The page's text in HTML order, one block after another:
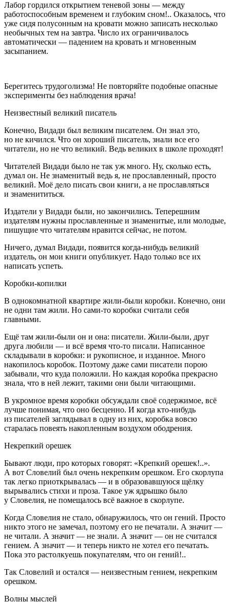
Лабор гордился открытием теневой зоны — между
работоспособным временем и глубоким сном!.. Оказалось, что
уже сидя полусонным на кровати можно записать несколько
необычных тем на завтра. Число их ограничивалось
автоматически — падением на кровать и мгновенным
засыпанием.
Берегитесь трудоголизма! Не повторяйте подобные опасные
эксперименты без наблюдения врача!
Неизвестный великий писатель
Конечно, Видади был великим писателем. Он знал это,
но не кичился. Что он хороший писатель, знали все его
читатели, но не что великий. Ведь великих в школе проходят!
Читателей Видади было не так уж много. Ну, сколько есть,
думал он. Не знаменитый ведь я, не прославленный, просто
великий. Моё дело писать свои книги, а не прославляться
и знаменититься.
Издатели у Видади были, но закончились. Теперешним
издателям нужны прославленные и знаменитые, или молодые,
пишущие что читателям нравится сейчас, не потом.
Ничего, думал Видади, появится когда-нибудь великий
издатель, он мои книги опубликует. Надо только все их
написать успеть.
Коробки-копилки
В однокомнатной квартире жили-были коробки. Конечно, они
не одни там жили. Но сами-то коробки считали себя
главными.
Ещё там жили-были он и она: писатели. Жили-были, друг
друга любили — и всё время что-то писали. Написанное
складывали в коробки: и рукописное, и изданное. Много
накопилось коробок. Поэтому даже сами писатели порою
забывали, что куда положили. Но каждая коробка прекрасно
знала, что в ней лежит, такими они были читающими.
В укромное время коробки обсуждали своё содержимое, всё
лучше понимая, что оно бесценно. И когда кто-нибудь
из писателей заглядывал в одну из них, коробка вовсю
старалась повеять накопленным воздухом ободрения.
Некрепкий орешек
Бывают люди, про которых говорят: «Крепкий орешек!..».
А вот Словелий был очень некрепким орешком. Его скорлупа
так легко приоткрывалась — и в образовавшуюся щёлку
вырывались стихи и проза. Такое уж ядрышко было
у Словелия, не помещалось всё важное в скорлупе.
Когда Словелия не стало, обнаружилось, что он гений. Просто
никто этого не замечал, поэтому его не печатали. А значит —
не читали. А значит — не знали. А значит — он не считался
гением. А значит — и теперь никто не хотел его печатать.
Пока это растолкуешь покупателям, что он гений!..
Так Словелий и остался — неизвестным гением, некрепким
орешком.
Волны мыслей